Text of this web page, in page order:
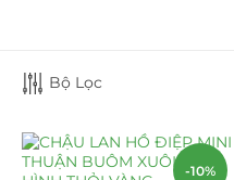
Hồ Điệp và Hoa Sen đá
Bộ Lọc
-10%